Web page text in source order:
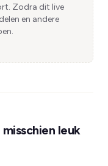
Zodra dit live
en andere
leuk